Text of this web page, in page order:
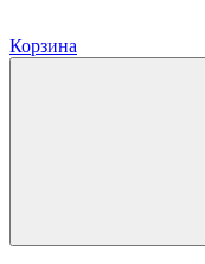
Корзина